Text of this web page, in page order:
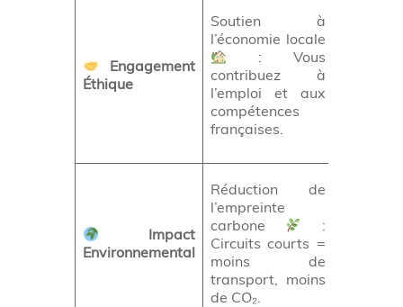
Engagement
Éthique
Soutien à
l’économie locale
: Vous
contribuez à
l’emploi et aux
compétences
françaises.
Impact
Environnemental
Réduction de
l’empreinte
carbone
:
Circuits courts =
moins de
transport, moins
de CO₂.